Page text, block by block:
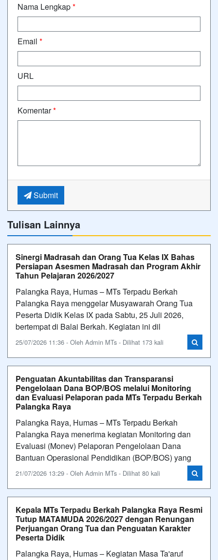
Nama Lengkap*
Email *
URL
Komentar*
Submit
Tulisan Lainnya
Sinergi Madrasah dan Orang Tua Kelas IX Bahas
Persiapan Asesmen Madrasah dan Program Akhir
Tahun Pelajaran 2026/2027
Palangka Raya, Humas – MTs Terpadu Berkah
Palangka Raya menggelar Musyawarah Orang Tua
Peserta Didik Kelas IX pada Sabtu, 25 Juli 2026,
bertempat di Balai Berkah. Kegiatan ini dil
25/07/2026 11:36 - Oleh Admin MTs - Dilihat 173 kali
Penguatan Akuntabilitas dan Transparansi
Pengelolaan Dana BOP/BOS melalui Monitoring
dan Evaluasi Pelaporan pada MTs Terpadu Berkah
Palangka Raya
Palangka Raya, Humas – MTs Terpadu Berkah
Palangka Raya menerima kegiatan Monitoring dan
Evaluasi (Monev) Pelaporan Pengelolaan Dana
Bantuan Operasional Pendidikan (BOP/BOS) yang
21/07/2026 13:29 - Oleh Admin MTs - Dilihat 80 kali
Kepala MTs Terpadu Berkah Palangka Raya Resmi
Tutup MATAMUDA 2026/2027 dengan Renungan
Perjuangan Orang Tua dan Penguatan Karakter
Peserta Didik
Palangka Raya, Humas – Kegiatan Masa Ta'aruf